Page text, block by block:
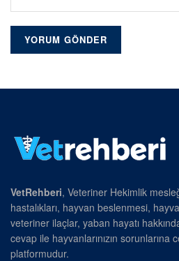
VetRehberi, Veteriner Hekimlik
hastalıkları, hayvan beslenmesi,
veteriner ilaçlar, yaban hayatı
cevap ile hayvanlarınızın sorunlarına
platformudur.